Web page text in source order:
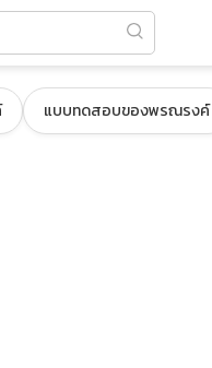
แบบทดสอบของพรณรงค์